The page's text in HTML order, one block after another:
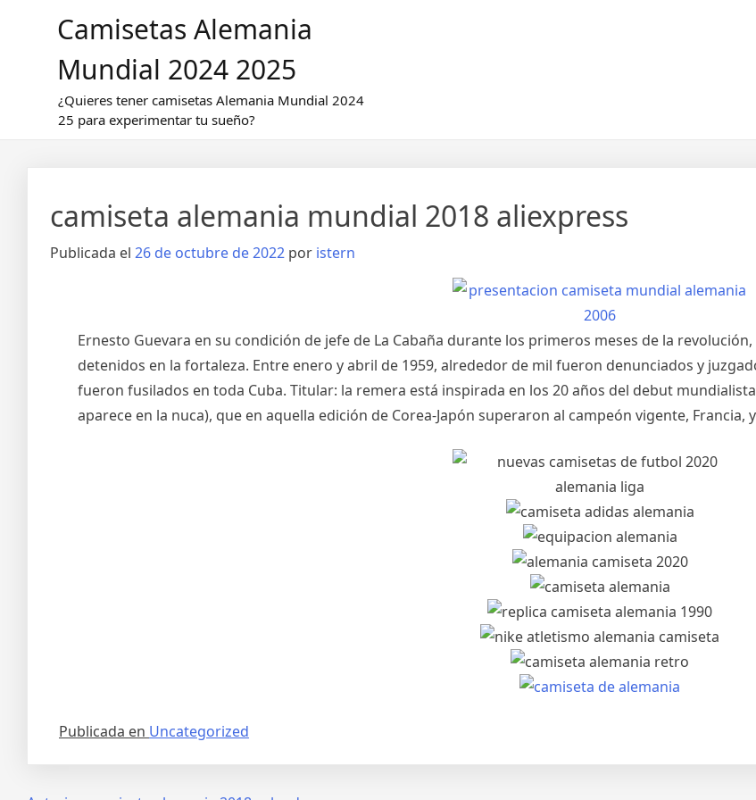
Camisetas Alemania
Mundial 2024 2025
¿Quieres tener camisetas Alemania Mundial 2024
25 para experimentar tu sueño?
camiseta alemania mundial 2018 aliexpress
Publicada el 26 de octubre de 2022 por istern
Ernesto Guevara en su condición de jefe de La Cabaña durante los primeros meses de la
detenidos en la fortaleza. Entre enero y abril de 1959, alrededor de mil fueron denunciados y
fueron fusilados en toda Cuba. Titular: la remera está inspirada en los 20 años del debut
aparece en la nuca), que en aquella edición de Corea-Japón superaron al campeón vigente,
Publicada en Uncategorized